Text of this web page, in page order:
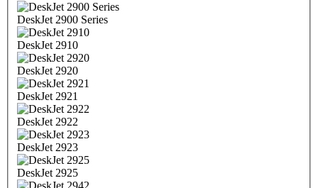
DeskJet 2900 Series
DeskJet 2910
DeskJet 2920
DeskJet 2921
DeskJet 2922
DeskJet 2923
DeskJet 2925